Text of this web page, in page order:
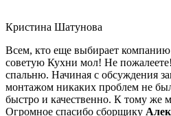
Кристина Шатунова
Всем, кто еще выбирает компанию
советую Кухни мол! Не
спальню. Начиная с обсуждения
монтажом никаких проблем не
быстро и качественно. К тому же
Огромное спасибо сборщику